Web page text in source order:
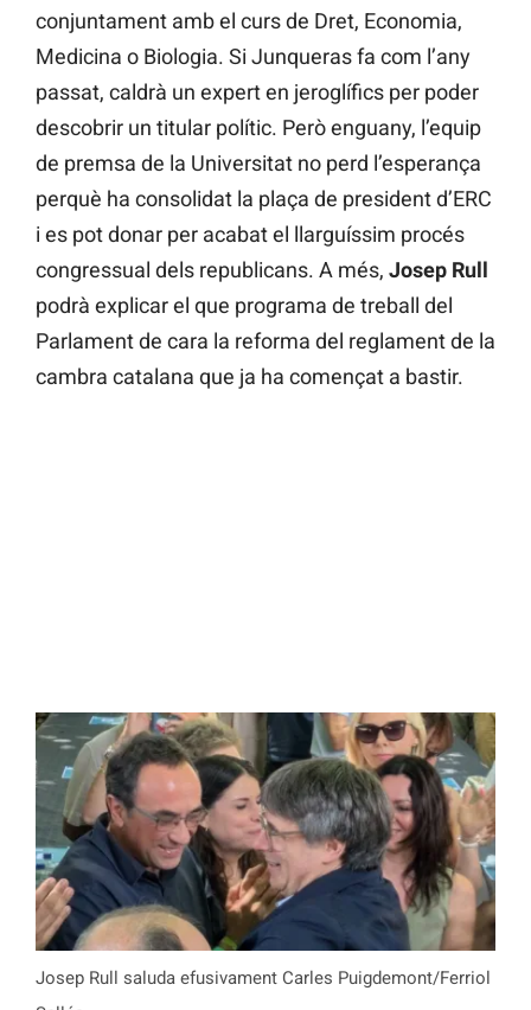
conjuntament amb el curs de Dret, Economia,
Medicina o Biologia. Si Junqueras fa com l’any
passat, caldrà un expert en jeroglífics per poder
descobrir un titular polític. Però enguany, l’equip
de premsa de la Universitat no perd l’esperança
perquè ha consolidat la plaça de president d’ERC
i es pot donar per acabat el llarguíssim procés
congressual dels republicans. A més, Josep Rull
podrà explicar el que programa de treball del
Parlament de cara la reforma del reglament de la
cambra catalana que ja ha començat a bastir.
Josep Rull saluda efusivament Carles Puigdemont/Ferriol